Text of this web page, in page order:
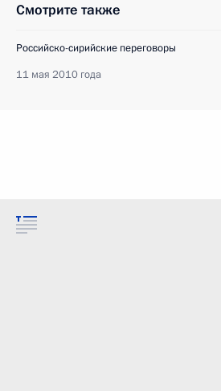
Смотрите также
Российско-сирийские переговоры
11 мая 2010 года